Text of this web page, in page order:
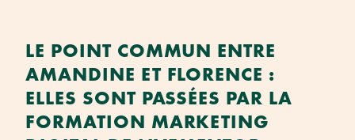
LE POINT COMMUN ENTRE
AMANDINE ET FLORENCE :
ELLES SONT PASSÉES PAR LA
FORMATION MARKETING